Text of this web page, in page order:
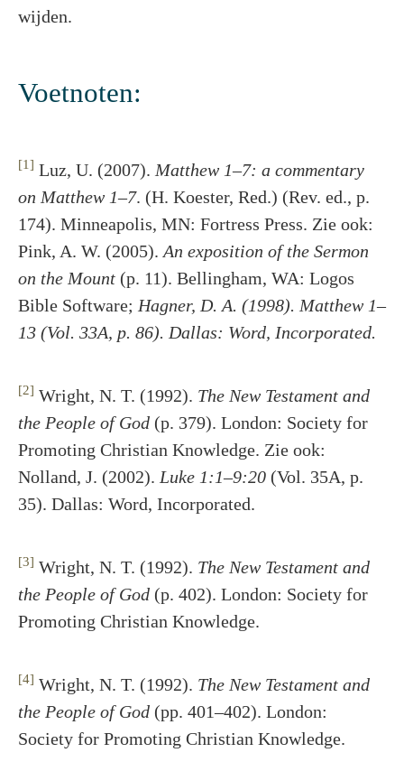
wijden.
Voetnoten:
[1] Luz, U. (2007). Matthew 1–7: a commentary
on Matthew 1–7. (H. Koester, Red.) (Rev. ed., p.
174). Minneapolis, MN: Fortress Press. Zie ook:
Pink, A. W. (2005). An exposition of the Sermon
on the Mount (p. 11). Bellingham, WA: Logos
Bible Software; Hagner, D. A. (1998). Matthew 1–
13 (Vol. 33A, p. 86). Dallas: Word, Incorporated.
[2] Wright, N. T. (1992). The New Testament and
the People of God (p. 379). London: Society for
Promoting Christian Knowledge. Zie ook:
Nolland, J. (2002). Luke 1:1–9:20 (Vol. 35A, p.
35). Dallas: Word, Incorporated.
[3] Wright, N. T. (1992). The New Testament and
the People of God (p. 402). London: Society for
Promoting Christian Knowledge.
[4] Wright, N. T. (1992). The New Testament and
the People of God (pp. 401–402). London:
Society for Promoting Christian Knowledge.